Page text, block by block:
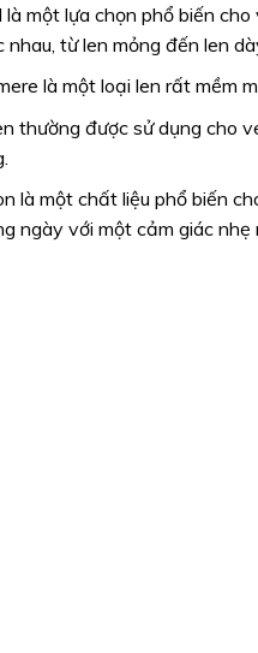
là một lựa chọn phổ biến cho
nhau, từ len mỏng đến len
là một loại len rất mềm
thường được sử dụng cho
là một chất liệu phổ biến
ngày với một cảm giác nhẹ